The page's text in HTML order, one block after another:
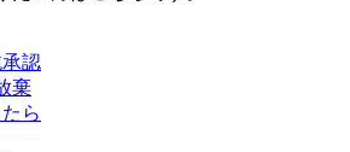
認
棄
ら